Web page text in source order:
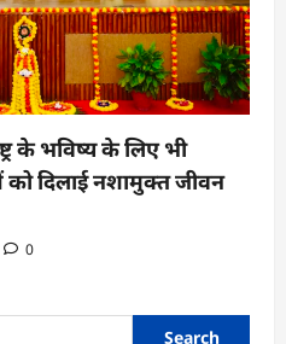
के भविष्य के लिए भी
को दिलाई नशामुक्त जीवन
0